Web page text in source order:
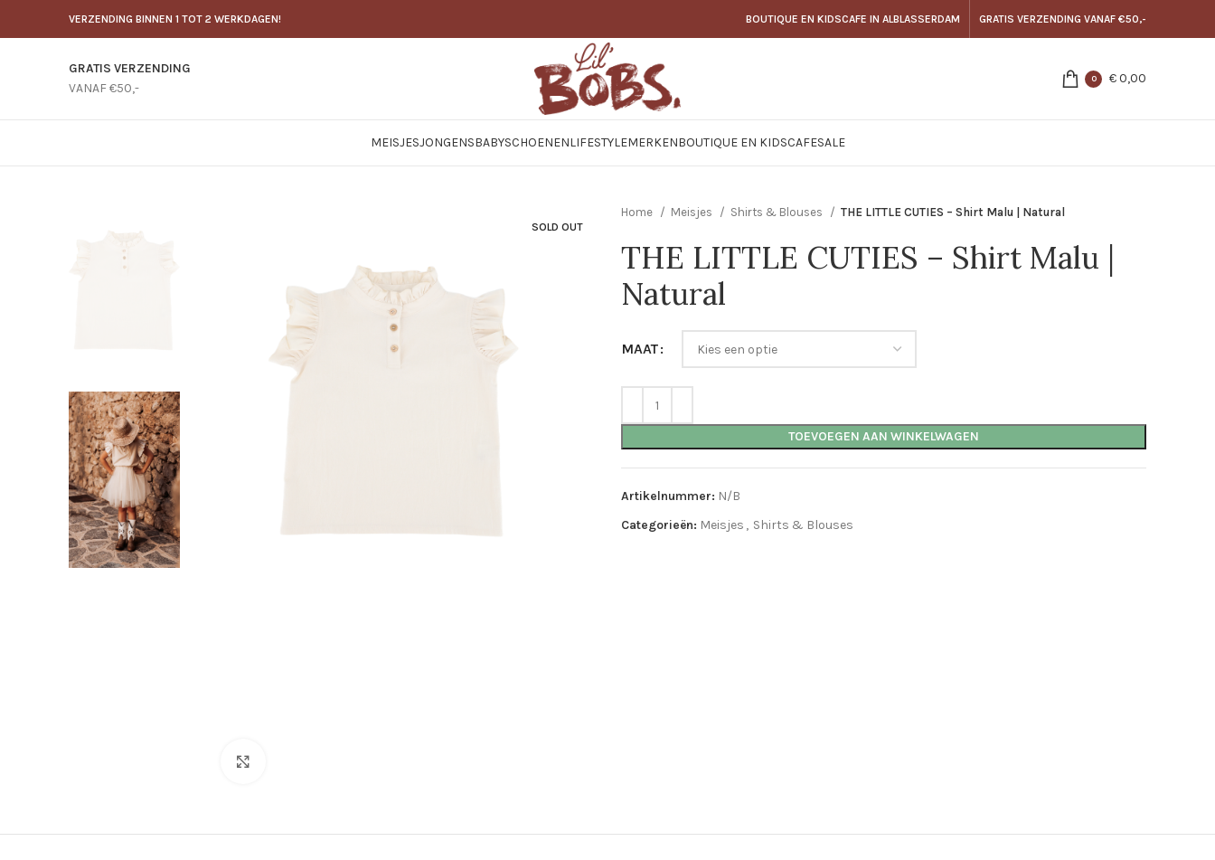
VERZENDING BINNEN 1 TOT 2 WERKDAGEN! BOUTIQUE EN KIDSCAFE IN ALBLASSERDAM GRATIS VERZENDING VANAF €50,-
GRATIS VERZENDING
VANAF €50,-
0 €0,00
MEISJESJONGENSBABYSCHOENENLIFESTYLEMERKENBOUTIQUE EN KIDSCAFESALE
SOLD OUT
Home Meisjes Shirts & Blouses THE LITTLE CUTIES – Shirt Malu | Natural
THE LITTLE CUTIES – Shirt Malu |
Natural
MAAT
TOEVOEGEN AAN WINKELWAGEN
Artikelnummer: N/B
Categorieën: Meisjes , Shirts & Blouses